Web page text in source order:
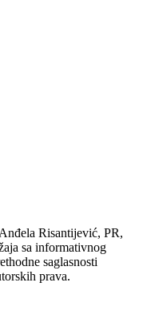
Risantijević, PR,
sa informativnog
saglasnosti
prava.